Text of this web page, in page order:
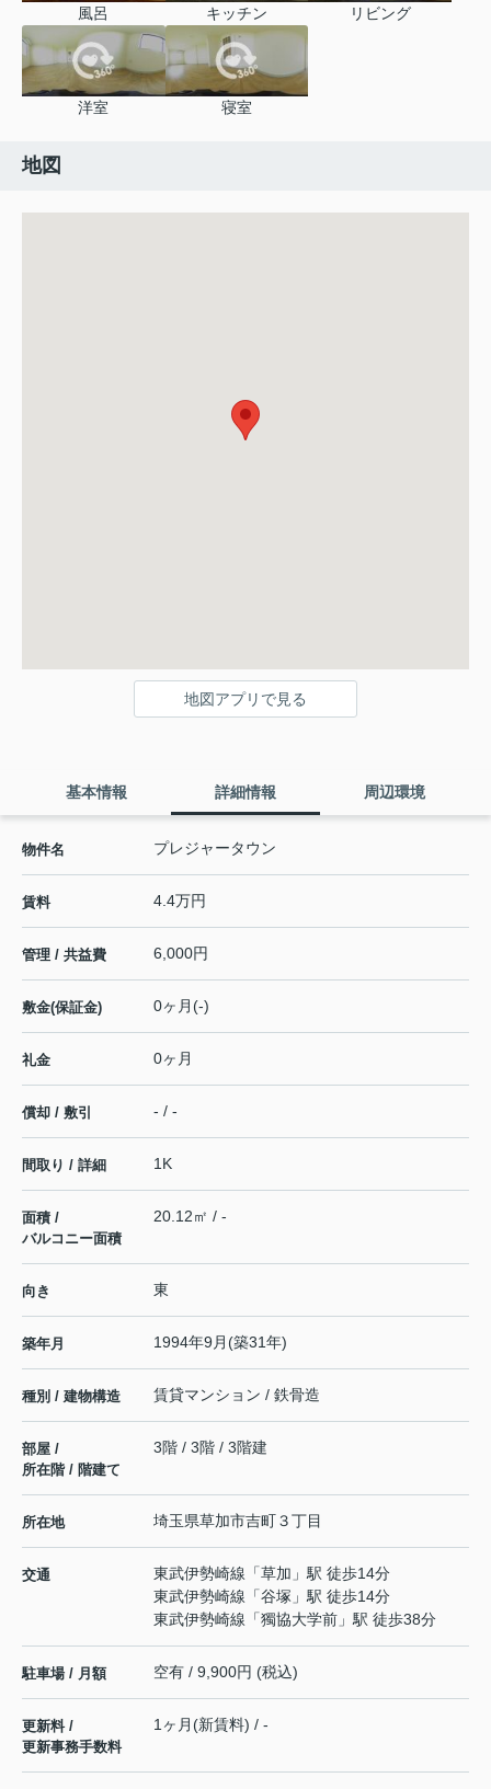
風呂 キッチン リビング
洋室 寝室
地図
地図アプリで見る
基本情報 詳細情報 周辺環境
物件名 プレジャータウン
賃料 4.4万円
管理 / 共益費 6,000円
敷金(保証金) 0ヶ月(-)
礼金 0ヶ月
償却 / 敷引 - / -
間取り / 詳細 1K
面積 /
バルコニー面積
20.12㎡ / -
向き 東
築年月 1994年9月(築31年)
種別 / 建物構造 賃貸マンション / 鉄骨造
部屋 /
所在階 / 階建て
3階 / 3階 / 3階建
所在地 埼玉県草加市吉町３丁目
交通 東武伊勢崎線 「草加 」駅 徒歩14分
東武伊勢崎線 「谷塚 」駅 徒歩14分
東武伊勢崎線 「獨協大学前 」駅 徒歩38分
駐車場 / 月額 空有 / 9,900円 (税込)
更新料 /
更新事務手数料
1ヶ月(新賃料) / -